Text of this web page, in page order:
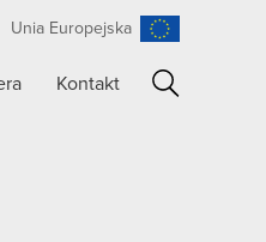
Unia Europejska
Kontakt